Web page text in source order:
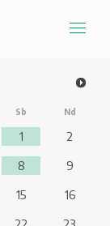
Sb Nd
1
2
8
9
15
16